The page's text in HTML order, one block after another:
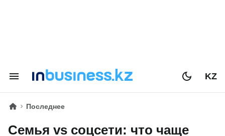
KZ
Последнее
Семья vs соцсети: что чаще